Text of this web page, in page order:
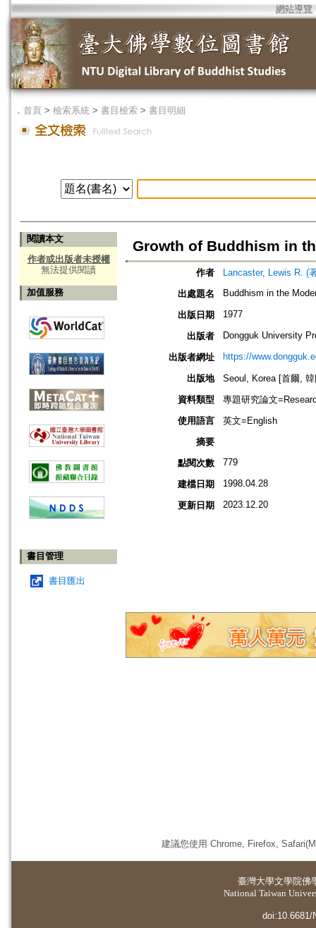
網站導覽
． 首頁 > 檢索系統 > 書目檢索 > 書目明細
閱讀本文
作者或出版者未授權
無法提供閱讀
加值服務
書目管理
書目匯出
Growth of Buddhism in
作者
Lancaster, Lewis R. (
出處題名
Buddhism in the
出版日期 1977
出版者 Dongguk University
出版者網址 https://
出版地
Seoul, Korea [首爾,
資料類型
專題研究論文
使用語言
英文=English
摘要
點閱次數
779
建檔日期 1998.04.28
更新日期 2023.12.20
建議您使用 Chrome, Firefox,
臺灣大學文學院佛
National Taiwan
doi:10.6681/